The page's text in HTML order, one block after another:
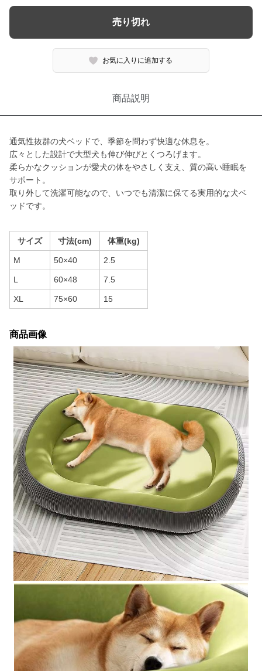
売り切れ
お気に入りに追加する
商品説明
通気性抜群の犬ベッドで、季節を問わず快適な休息を。
広々とした設計で大型犬も伸び伸びとくつろげます。
柔らかなクッションが愛犬の体をやさしく支え、質の高い睡眠を
サポート。
取り外して洗濯可能なので、いつでも清潔に保てる実用的な犬ベ
ッドです。
サイズ 寸法(cm) 体重(kg)
M 50×40 2.5
L 60×48 7.5
XL 75×60 15
商品画像